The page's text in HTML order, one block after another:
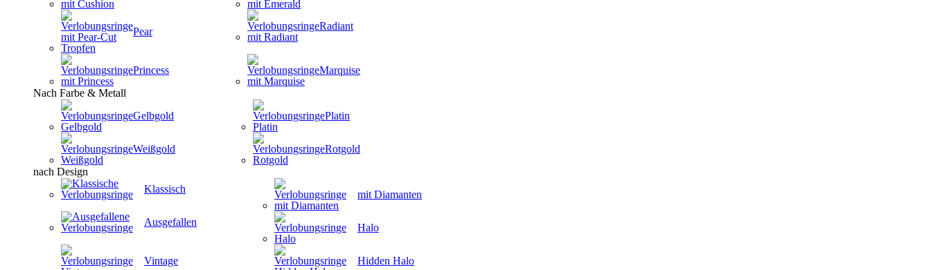
Pear Radiant
Princess
Marquise
Nach Farbe & Metall
Gelbgold
Platin
Weißgold
Rotgold
nach Design
Klassisch
mit Diamanten
Ausgefallen Halo
Vintage Hidden Halo